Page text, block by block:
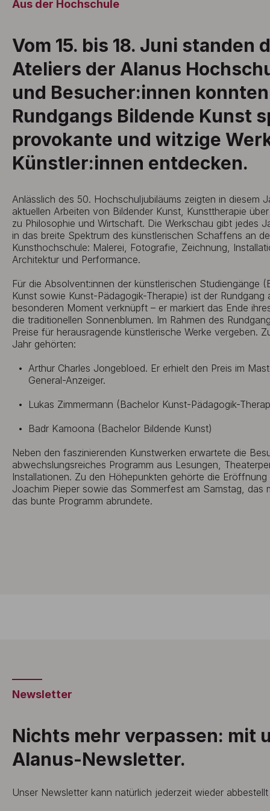
Aus der Hochschule
Vom 15. bis 18. Juni standen
Ateliers der Alanus
und Besucher:innen
Rundgangs Bildende Kunst
provokante und witzige
Künstler:innen entdecken.
Anlässlich des 50. Hochschuljubiläums zeigten in diesem
aktuellen Arbeiten von Bildender Kunst, Kunsttherapie
zu Philosophie und Wirtschaft. Die Werkschau gibt jedes
in das breite Spektrum des künstlerischen Schaffens an
Kunsthochschule: Malerei, Fotografie, Zeichnung,
Architektur und Performance.
Für die Absolvent:innen der künstlerischen Studiengänge
Kunst sowie Kunst-Pädagogik-Therapie) ist der Rundgang
besonderen Moment verknüpft – er markiert das Ende
die traditionellen Sonnenblumen. Im Rahmen des
Preise für herausragende künstlerische Werke vergeben.
Jahr gehörten:
Arthur Charles Jongebloed. Er erhielt den Preis im
General-Anzeiger.
Lukas Zimmermann (Bachelor Kunst-Pädagogik-
Badr Kamoona (Bachelor Bildende Kunst)
Neben den faszinierenden Kunstwerken erwartete die
abwechslungsreiches Programm aus Lesungen,
Installationen. Zu den Höhepunkten gehörte die
Joachim Pieper sowie das Sommerfest am Samstag, das
das bunte Programm abrundete.
Newsletter
Nichts mehr verpassen: mit
Alanus-Newsletter.
Unser Newsletter kann natürlich jederzeit wieder